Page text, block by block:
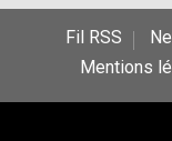
Fil RSS
Mentions